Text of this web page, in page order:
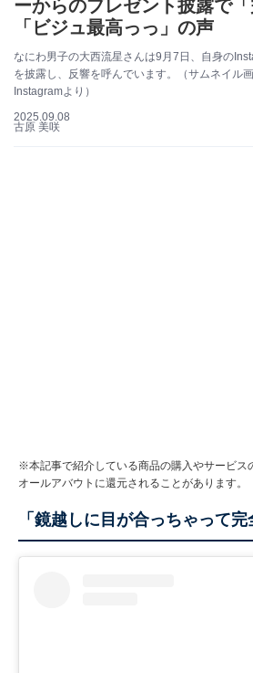
ーからのプレゼント披露で
「ビジュ最高っっ」の声
なにわ男子の大西流星さんは9月7日、自身の
を披露し、反響を呼んでいます。（サムネイル
Instagramより）
2025.09.08
古原 美咲
※本記事で紹介している商品の購入やサービス
オールアバウトに還元されることがあります。
「鏡越しに目が合っちゃって完